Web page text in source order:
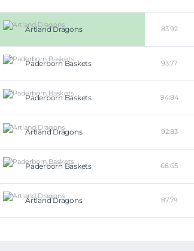
Artland Dragons 83:92
Paderborn Baskets 93:77
Paderborn Baskets 94:84
Artland Dragons 92:83
Paderborn Baskets 68:65
Artland Dragons 87:79